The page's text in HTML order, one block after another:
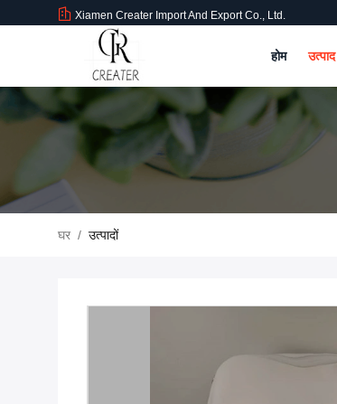
Xiamen Creater Import And Export Co., Ltd.
होम उत्पाद
घर / उत्पादों